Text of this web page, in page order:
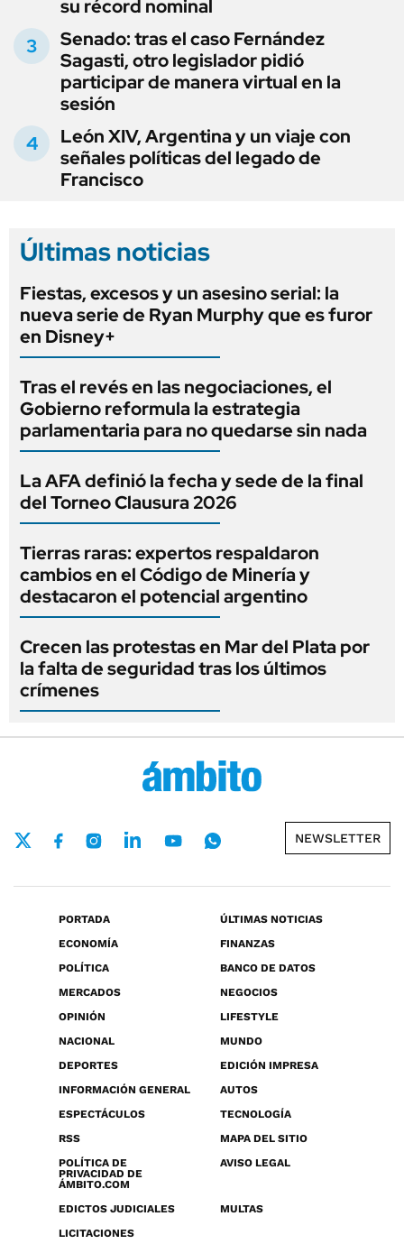
su récord nominal
Senado: tras el caso Fernández
Sagasti, otro legislador pidió
participar de manera virtual en la
sesión
León XIV, Argentina y un viaje con
señales políticas del legado de
Francisco
Últimas noticias
Fiestas, excesos y un asesino serial: la
nueva serie de Ryan Murphy que es furor
en Disney+
Tras el revés en las negociaciones, el
Gobierno reformula la estrategia
parlamentaria para no quedarse sin nada
La AFA definió la fecha y sede de la final
del Torneo Clausura 2026
Tierras raras: expertos respaldaron
cambios en el Código de Minería y
destacaron el potencial argentino
Crecen las protestas en Mar del Plata por
la falta de seguridad tras los últimos
crímenes
NEWSLETTER
PORTADA
ÚLTIMAS NOTICIAS
ECONOMÍA
FINANZAS
POLÍTICA
BANCO DE DATOS
MERCADOS
NEGOCIOS
OPINIÓN
LIFESTYLE
NACIONAL
MUNDO
DEPORTES
EDICIÓN IMPRESA
INFORMACIÓN GENERAL
AUTOS
ESPECTÁCULOS
TECNOLOGÍA
RSS
MAPA DEL SITIO
POLÍTICA DE
PRIVACIDAD DE
ÁMBITO.COM
AVISO LEGAL
EDICTOS JUDICIALES
MULTAS
LICITACIONES